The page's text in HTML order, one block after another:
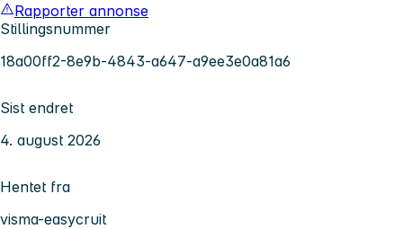
Rapporter annonse
Stillingsnummer
18a00ff2-8e9b-4843-a647-a9ee3e0a81a6
Sist endret
4. august 2026
Hentet fra
visma-easycruit